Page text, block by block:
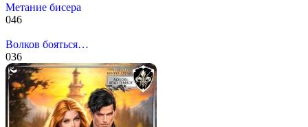
Метание бисера
046
Волков бояться…
036